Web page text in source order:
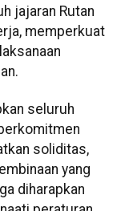
jajaran Rutan
memperkuat
seluruh
soliditas,
yang
diharapkan